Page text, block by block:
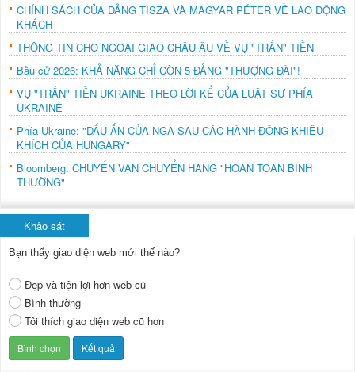
CHÍNH SÁCH CỦA ĐẢNG TISZA VÀ MAGYAR PÉTER VỀ LAO ĐỘNG
KHÁCH
THÔNG TIN CHO NGOẠI GIAO CHÂU ÂU VỀ VỤ "TRẤN" TIỀN
Bầu cử 2026: KHẢ NĂNG CHỈ CÒN 5 ĐẢNG "THƯỢNG ĐÀI"!
VỤ "TRẤN" TIỀN UKRAINE THEO LỜI KỂ CỦA LUẬT SƯ PHÍA
UKRAINE
Phía Ukraine: "DẤU ẤN CỦA NGA SAU CÁC HÀNH ĐỘNG KHIÊU
KHÍCH CỦA HUNGARY"
Bloomberg: CHUYẾN VẬN CHUYỂN HÀNG "HOÀN TOÀN BÌNH
THƯỜNG"
Khảo sát
Bạn thấy giao diện web mới thế nào?
Đẹp và tiện lợi hơn web cũ
Bình thường
Tôi thích giao diện web cũ hơn